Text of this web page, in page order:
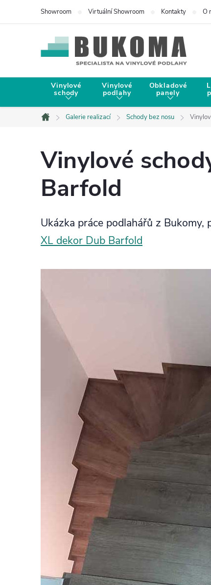
Showroom Virtuální Showroom Kontakty O
Vinylové
schody
Vinylové
podlahy
Obkladové
panely
Domů
Galerie realizací Schody bez nosu
Vinylové
Barfold
Ukázka práce podlahářů z
XL dekor Dub Barfold